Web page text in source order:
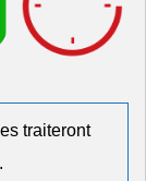
traiteront